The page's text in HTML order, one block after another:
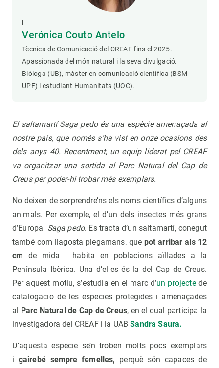
Verónica Couto Antelo
Tècnica de Comunicació del CREAF fins el 2025.
Apassionada del món natural i la seva divulgació.
Biòloga (UB), màster en comunicació científica (BSM-
UPF) i estudiant Humanitats (UOC).
El saltamartí Saga pedo és una espècie amenaçada al
nostre país, que només s’ha vist en onze ocasions des
dels anys 40. Recentment, un equip liderat pel CREAF
va organitzar una sortida al Parc Natural del Cap de
Creus per poder-hi trobar més exemplars.
No deixen de sorprendre’ns els noms científics d’alguns
animals. Per exemple, el d’un dels insectes més grans
d’Europa: Saga pedo. Es tracta d’un saltamartí, conegut
també com llagosta plegamans, que pot arribar als 12
cm de mida i habita en poblacions aïllades a la
Península Ibèrica. Una d’elles és la del Cap de Creus.
Per aquest motiu, s’estudia en el marc d’un projectede
catalogació de les espècies protegides i amenaçades
al
Parc Natural de Cap de Creus, en el qual participa la
investigadora del CREAF i la UABSandra Saura.
D’aquesta espècie se’n troben molts pocs exemplars
i gairebé sempre femelles, perquè són capaces de